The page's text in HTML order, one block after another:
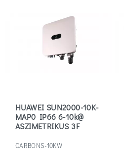
Ft
Márka
Elmark
(2)
HUAWEI SUN2000-10K-
MAP0 IP66 6-10k@
ASZIMETRIKUS 3F
CARBONS-10KW